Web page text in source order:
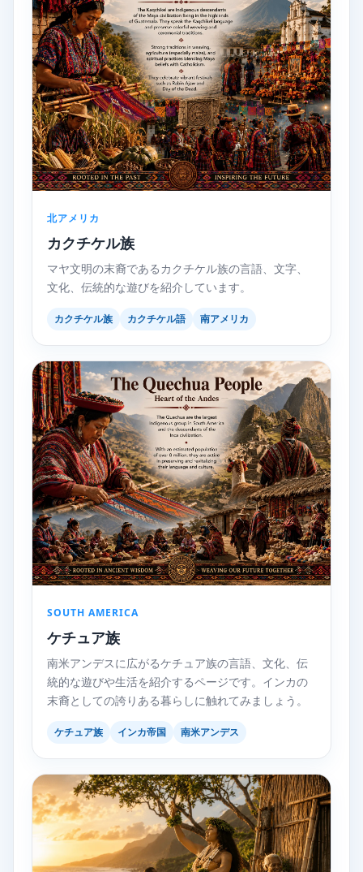
北アメリカ
カクチケル族
マヤ文明の末裔であるカクチケル族の言語、文字、
文化、伝統的な遊びを紹介しています。
カクチケル族 カクチケル語 南アメリカ
SOUTH AMERICA
ケチュア族
南米アンデスに広がるケチュア族の言語、文化、伝
統的な遊びや生活を紹介するページです。インカの
末裔としての誇りある暮らしに触れてみましょう。
ケチュア族 インカ帝国 南米アンデス